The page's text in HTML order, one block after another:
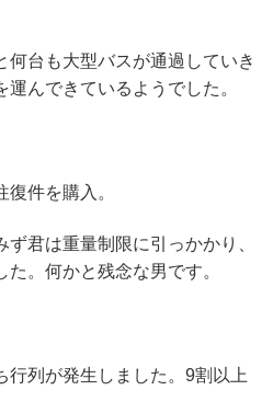
何台も大型バスが通過していき
んできているようでした。
件を購入。
君は重量制限に引っかかり、
。何かと残念な男です。
行列が発生しました。9割以上